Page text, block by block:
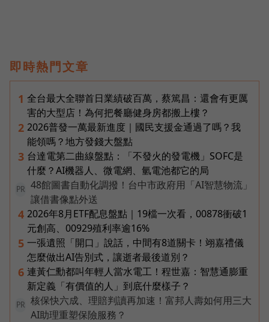
即時熱門文章
1 全台最大全聯首日業績破百萬，蔡篤昌：還會有更厲
害的大型店！為何把餐廳健身房都搬上樓？
2 2026普發一萬最新進度｜國民支援金通過了嗎？我
能領嗎？地方發錢大盤點
3 台達電第二曲線盤點：「不發火的發電機」SOFC是
什麼？AI機器人、微電網、氫電池都它的局
PR
48館圖書自動化調撥！台中市政府用「AI智慧物流」
讓借書像點外送
4 2026年8月ETF配息盤點｜19檔一次看，00878衝破1
元創高、00929殖利率逾16%
5 一張遺照「開口」說話，中間有8道關卡！翊嘉禮儀
怎麼做出AI告別式，讓逝者最後道別？
6 連黃仁勳都叫年輕人當水電工！程世嘉：智慧通膨重
新定義「有價值的人」到底什麼樣子？
PR
核保快六成、理賠判讀再加速！富邦人壽如何用三大
AI助理重塑保險服務？